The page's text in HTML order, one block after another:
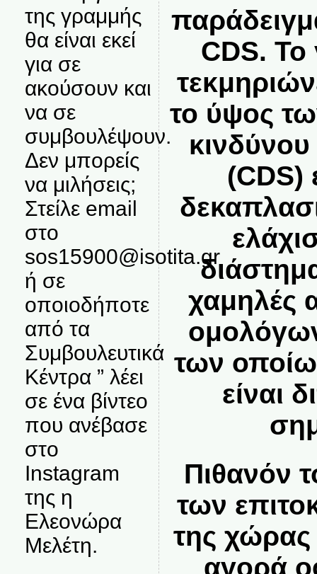
της γραμμής
θα είναι εκεί
για σε
ακούσουν και
να σε
συμβουλέψουν.
Δεν μπορείς
να μιλήσεις;
Στείλε email
στο
sos15900@isotita.gr
ή σε
οποιοδήποτε
από τα
Συμβουλευτικά
Κέντρα ” λέει
σε ένα βίντεο
που ανέβασε
στο
Instagram
της η
Ελεονώρα
Μελέτη.
CDS. Το
το ύψος
(CDS)
χαμηλές
των
είναι
Πιθανόν
των
της χώρας
αγορά